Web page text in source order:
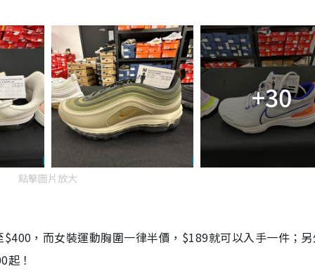
+30
點擊圖片放大
，而女裝運動胸圍一律半價，$189就可以入手一件；
！